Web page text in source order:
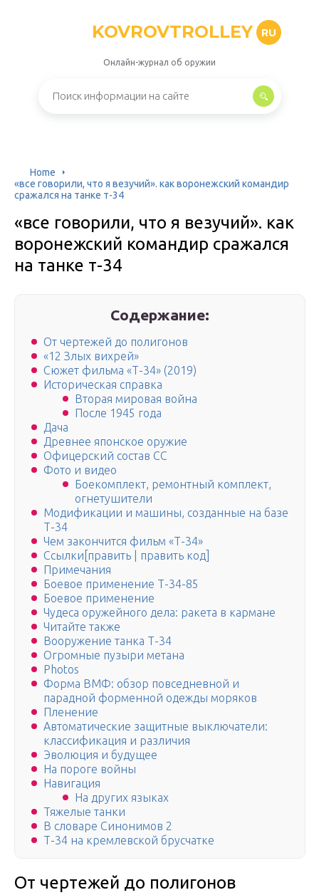
KOVROVTROLLEY RU
Онлайн-журнал об оружии
Home
«все говорили, что я везучий». как воронежский командир
сражался на танке т-34
«все говорили, что я везучий». как
воронежский командир сражался
на танке т-34
Содержание:
От чертежей до полигонов
«12 Злых вихрей»
Сюжет фильма «Т-34» (2019)
Историческая справка
Вторая мировая война
После 1945 года
Дача
Древнее японское оружие
Офицерский состав СС
Фото и видео
Боекомплект, ремонтный комплект,
огнетушители
Модификации и машины, созданные на базе
Т-34
Чем закончится фильм «Т-34»
Ссылки[править | править код]
Примечания
Боевое применение Т-34-85
Боевое применение
Чудеса оружейного дела: ракета в кармане
Читайте также
Вооружение танка Т-34
Огромные пузыри метана
Photos
Форма ВМФ: обзор повседневной и
парадной форменной одежды моряков
Пленение
Автоматические защитные выключатели:
классификация и различия
Эволюция и будущее
На пороге войны
Навигация
На других языках
Тяжелые танки
В словаре Синонимов 2
Т-34 на кремлевской брусчатке
От чертежей до полигонов